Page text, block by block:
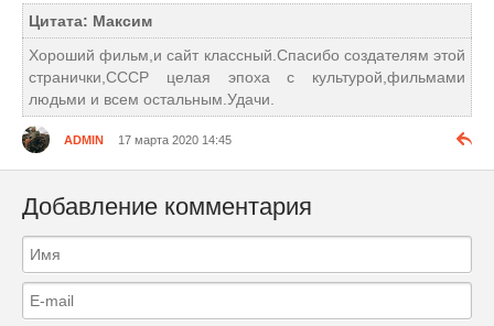
Цитата: Максим
Хороший фильм,и сайт классный.Спасибо создателям этой
странички,СССР целая эпоха с культурой,фильмами
людьми и всем остальным.Удачи.
ADMIN 17 марта 2020 14:45
Добавление комментария